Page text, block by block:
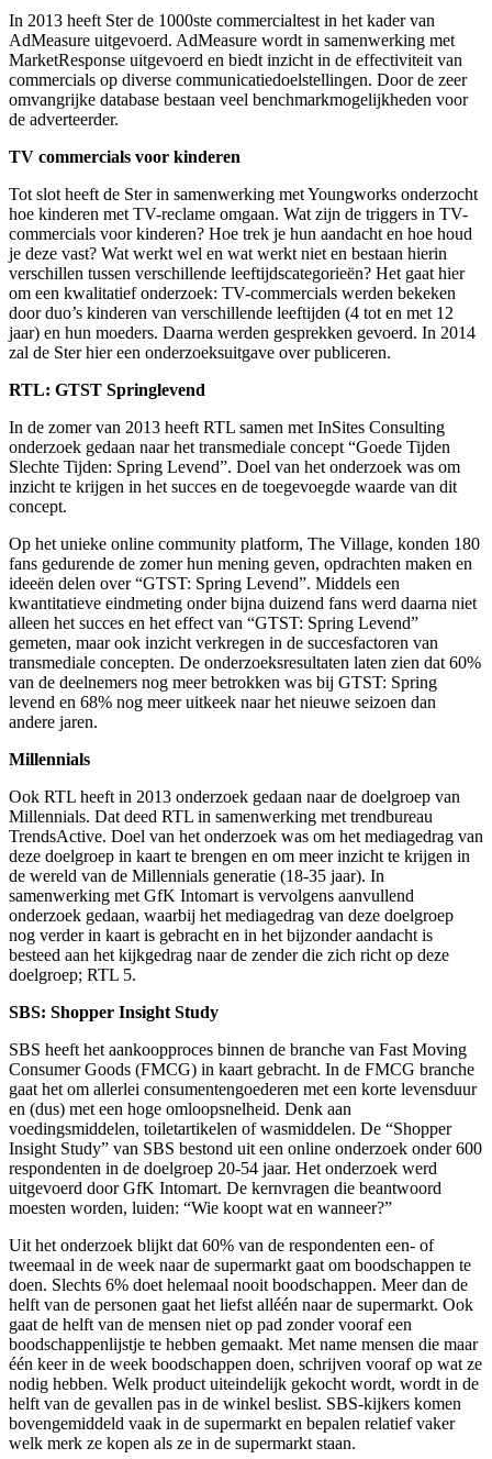
In 2013 heeft Ster de 1000ste commercialtest in het kader van
AdMeasure uitgevoerd. AdMeasure wordt in samenwerking met
MarketResponse uitgevoerd en biedt inzicht in de effectiviteit van
commercials op diverse communicatiedoelstellingen. Door de zeer
omvangrijke database bestaan veel benchmarkmogelijkheden voor
de adverteerder.
TV commercials voor kinderen
Tot slot heeft de Ster in samenwerking met Youngworks onderzocht
hoe kinderen met TV-reclame omgaan. Wat zijn de triggers in TV-
commercials voor kinderen? Hoe trek je hun aandacht en hoe houd
je deze vast? Wat werkt wel en wat werkt niet en bestaan hierin
verschillen tussen verschillende leeftijdscategorieën? Het gaat hier
om een kwalitatief onderzoek: TV-commercials werden bekeken
door duo’s kinderen van verschillende leeftijden (4 tot en met 12
jaar) en hun moeders. Daarna werden gesprekken gevoerd. In 2014
zal de Ster hier een onderzoeksuitgave over publiceren.
RTL: GTST Springlevend
In de zomer van 2013 heeft RTL samen met InSites Consulting
onderzoek gedaan naar het transmediale concept “Goede Tijden
Slechte Tijden: Spring Levend”. Doel van het onderzoek was om
inzicht te krijgen in het succes en de toegevoegde waarde van dit
concept.
Op het unieke online community platform, The Village, konden 180
fans gedurende de zomer hun mening geven, opdrachten maken en
ideeën delen over “GTST: Spring Levend”. Middels een
kwantitatieve eindmeting onder bijna duizend fans werd daarna niet
alleen het succes en het effect van “GTST: Spring Levend”
gemeten, maar ook inzicht verkregen in de succesfactoren van
transmediale concepten. De onderzoeksresultaten laten zien dat 60%
van de deelnemers nog meer betrokken was bij GTST: Spring
levend en 68% nog meer uitkeek naar het nieuwe seizoen dan
andere jaren.
Millennials
Ook RTL heeft in 2013 onderzoek gedaan naar de doelgroep van
Millennials. Dat deed RTL in samenwerking met trendbureau
TrendsActive. Doel van het onderzoek was om het mediagedrag van
deze doelgroep in kaart te brengen en om meer inzicht te krijgen in
de wereld van de Millennials generatie (18-35 jaar). In
samenwerking met GfK Intomart is vervolgens aanvullend
onderzoek gedaan, waarbij het mediagedrag van deze doelgroep
nog verder in kaart is gebracht en in het bijzonder aandacht is
besteed aan het kijkgedrag naar de zender die zich richt op deze
doelgroep; RTL 5.
SBS: Shopper Insight Study
SBS heeft het aankoopproces binnen de branche van Fast Moving
Consumer Goods (FMCG) in kaart gebracht. In de FMCG branche
gaat het om allerlei consumentengoederen met een korte levensduur
en (dus) met een hoge omloopsnelheid. Denk aan
voedingsmiddelen, toiletartikelen of wasmiddelen. De “Shopper
Insight Study” van SBS bestond uit een online onderzoek onder 600
respondenten in de doelgroep 20-54 jaar. Het onderzoek werd
uitgevoerd door GfK Intomart. De kernvragen die beantwoord
moesten worden, luiden: “Wie koopt wat en wanneer?”
Uit het onderzoek blijkt dat 60% van de respondenten een- of
tweemaal in de week naar de supermarkt gaat om boodschappen te
doen. Slechts 6% doet helemaal nooit boodschappen. Meer dan de
helft van de personen gaat het liefst alléén naar de supermarkt. Ook
gaat de helft van de mensen niet op pad zonder vooraf een
boodschappenlijstje te hebben gemaakt. Met name mensen die maar
één keer in de week boodschappen doen, schrijven vooraf op wat ze
nodig hebben. Welk product uiteindelijk gekocht wordt, wordt in de
helft van de gevallen pas in de winkel beslist. SBS-kijkers komen
bovengemiddeld vaak in de supermarkt en bepalen relatief vaker
welk merk ze kopen als ze in de supermarkt staan.